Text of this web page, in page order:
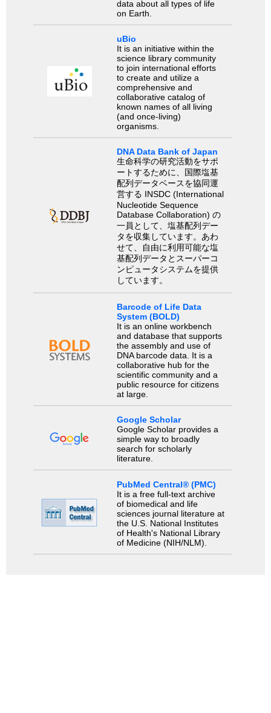
data about all types of life
on Earth.
uBio
It is an initiative within the
science library community
to join international efforts
to create and utilize a
comprehensive and
collaborative catalog of
known names of all living
(and once-living)
organisms.
DNA Data Bank of Japan
生命科学の研究活動をサポ
ートするために、国際塩基
配列データベースを協同運
営する INSDC (International
Nucleotide Sequence
Database Collaboration) の
一員として、塩基配列デー
タを収集しています。あわ
せて、自由に利用可能な塩
基配列データとスーパーコ
ンピュータシステムを提供
しています。
Barcode of Life Data
System (BOLD)
It is an online workbench
and database that supports
the assembly and use of
DNA barcode data. It is a
collaborative hub for the
scientific community and a
public resource for citizens
at large.
Google Scholar
Google Scholar provides a
simple way to broadly
search for scholarly
literature.
PubMed Central® (PMC)
It is a free full-text archive
of biomedical and life
sciences journal literature at
the U.S. National Institutes
of Health's National Library
of Medicine (NIH/NLM).